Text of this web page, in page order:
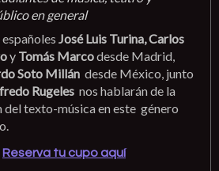
en general
José Luis Turina, Carlos
y Tomás Marcodesde Madrid,
Soto Millán desde México, junto
Rugeles nos hablarán de la
texto-música en este género
Reserva tu cupo aquí